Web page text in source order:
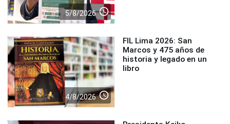
5/8/2026 access_time
4/8/2026 access_time
FIL Lima 2026: San
Marcos y 475 años de
historia y legado en un
libro